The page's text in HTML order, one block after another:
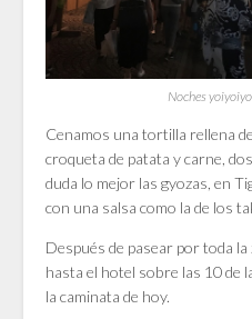
Noches
Cenamos una tortilla rellena
croqueta de patata y carne,
duda lo mejor las gyozas, en
con una salsa como la de los
Después de pasear por toda
hasta el hotel sobre las 10 de
la caminata de hoy.